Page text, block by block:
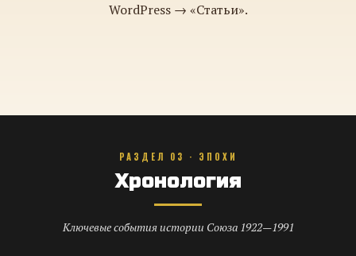
WordPress → «Статьи».
РАЗДЕЛ 03 · ЭПОХИ
Хронология
Ключевые события истории Союза 1922—1991